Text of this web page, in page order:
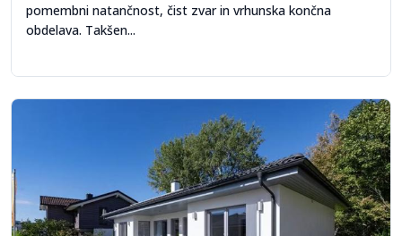
pomembni natančnost, čist zvar in vrhunska končna
obdelava. Takšen...